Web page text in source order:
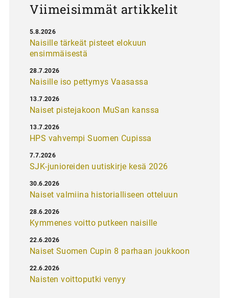
Viimeisimmät artikkelit
Naisille tärkeät pisteet elokuun
ensimmäisestä
5.8.2026
Naisille iso pettymys Vaasassa
28.7.2026
Naiset pistejakoon MuSan kanssa
13.7.2026
HPS vahvempi Suomen Cupissa
13.7.2026
SJK-junioreiden uutiskirje kesä 2026
7.7.2026
Naiset valmiina historialliseen otteluun
30.6.2026
Kymmenes voitto putkeen naisille
28.6.2026
Naiset Suomen Cupin 8 parhaan joukkoon
22.6.2026
Naisten voittoputki venyy
22.6.2026